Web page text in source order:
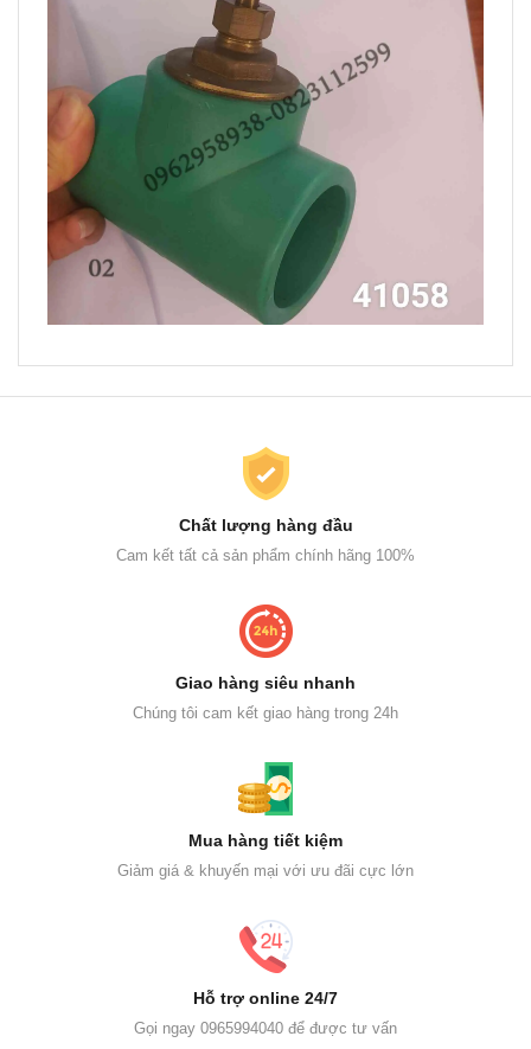
Chất lượng hàng đầu
Cam kết tất cả sản phẩm chính hãng 100%
Giao hàng siêu nhanh
Chúng tôi cam kết giao hàng trong 24h
Mua hàng tiết kiệm
Giảm giá & khuyến mại với ưu đãi cực lớn
Hỗ trợ online 24/7
Gọi ngay 0965994040 để được tư vấn